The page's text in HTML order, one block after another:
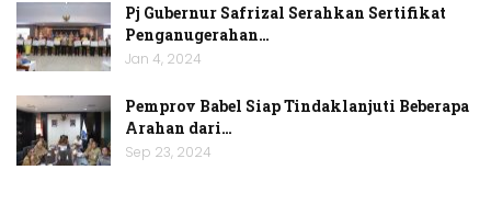
Pj Gubernur Safrizal Serahkan Sertifikat
Penganugerahan…
Jan 4, 2024
Pemprov Babel Siap Tindaklanjuti Beberapa
Arahan dari…
Sep 23, 2024